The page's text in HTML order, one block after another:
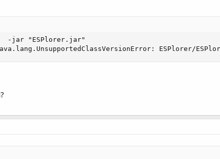
-jar "ESPlorer.jar"
ESPlorer/